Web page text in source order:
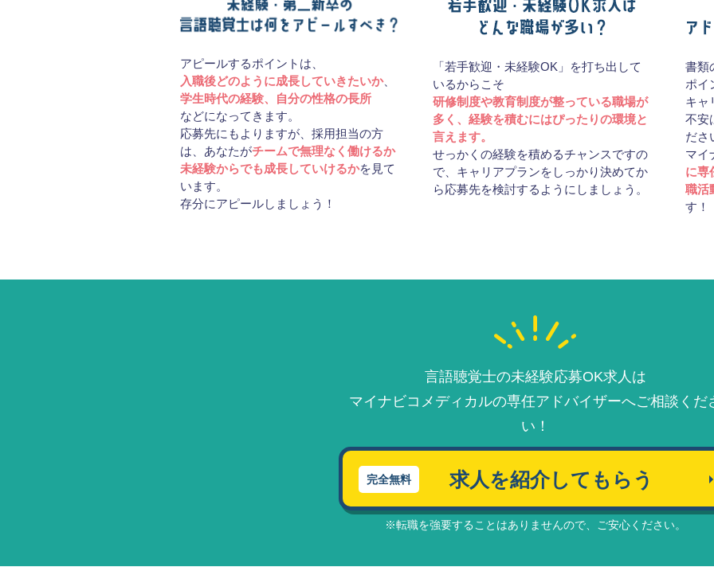
アピールするポイントは、
入職後どのように成長していきたいか、
学生時代の経験、自分の性格の長所
などになってきます。
応募先にもよりますが、採用担当の方
は、あなたがチームで無理なく働けるか
未経験からでも成長していけるかを見て
います。
存分にアピールしましょう！
「若手歓迎・未経験OK」を打ち出して
いるからこそ
研修制度や教育制度が整っている職場が
多く、経験を積むにはぴったりの環境と
言えます。
せっかくの経験を積めるチャンスですの
で、キャリアプランをしっかり決めてか
ら応募先を検討するようにしましょう。
書類
ポイ
キャ
不安
ださ
マイ
に専
職活
す！
言語聴覚士の未経験応募OK求人は
マイナビコメディカルの専任アドバイザーへご相談くだ
い！
完全無料 求人を紹介してもらう
※転職を強要することはありませんので、ご安⼼ください。